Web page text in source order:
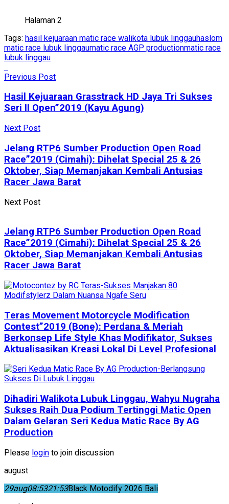
Halaman 2
Tags: hasil kejuaraan matic race walikota lubuk linggauhaslom
matic race lubuk linggaumatic race AGP productionmatic race
lubuk linggau
Previous Post
Hasil Kejuaraan Grasstrack HD Jaya Tri Sukses
Seri II Open”2019 (Kayu Agung)
Next Post
Jelang RTP6 Sumber Production Open Road
Race”2019 (Cimahi): Dihelat Special 25 & 26
Oktober, Siap Memanjakan Kembali Antusias
Racer Jawa Barat
Next Post
Jelang RTP6 Sumber Production Open Road
Race”2019 (Cimahi): Dihelat Special 25 & 26
Oktober, Siap Memanjakan Kembali Antusias
Racer Jawa Barat
Teras Movement Motorcycle Modification
Contest”2019 (Bone): Perdana & Meriah
Berkonsep Life Style Khas Modifikator, Sukses
Aktualisasikan Kreasi Lokal Di Level Profesional
Dihadiri Walikota Lubuk Linggau, Wahyu Nugraha
Sukses Raih Dua Podium Tertinggi Matic Open
Dalam Gelaran Seri Kedua Matic Race By AG
Production
Please login to join discussion
august
29aug08:5321:53Black Motodify 2026 Bali